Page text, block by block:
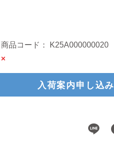
商品コード：
K25A000000020
×
入荷案内申し込み